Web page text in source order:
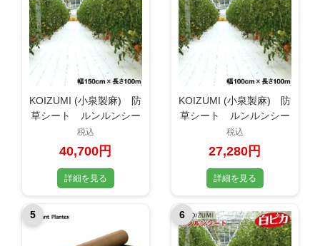
KOIZUMI (小泉製麻) 防
草シート ルンルンシー
ト 白ピカ 幅150cm×
長さ100m
税込
40,700円
詳細を見る
KOIZUMI (小泉製麻) 防
草シート ルンルンシー
ト 白ピカ 幅100cm×
長さ100m
税込
27,280円
詳細を見る
5 6